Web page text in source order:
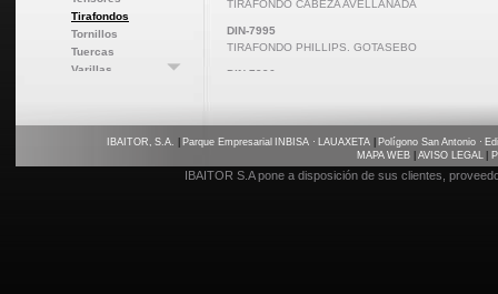
Tirafondos
Tornillos
Tuercas
Varillas
TIRAFONDO CABEZA AVELLANADA
DIN-7995
TIRAFONDO PHILLIPS. GOTASEBO
DIN-7996
IBAITOR S.A pone a disposición de sus clientes,
IBAITOR, S.A. Parque Empresarial INBISA · LAUAXETA
Polígono San Antonio ·
MAPA WEB
AVISO LEGAL